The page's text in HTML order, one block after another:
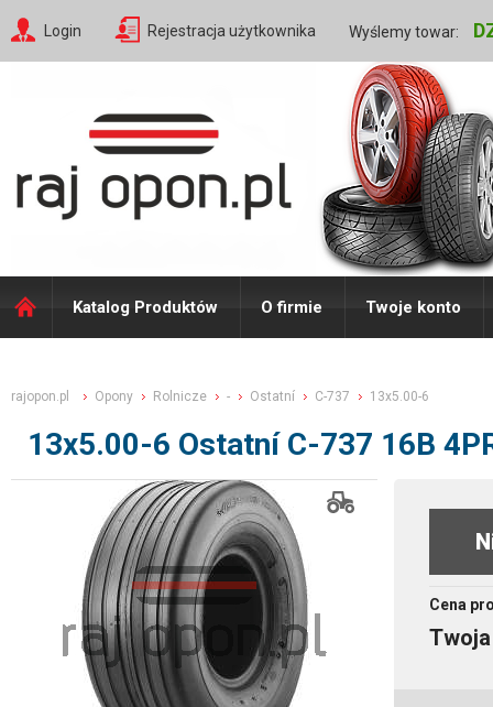
Login Rejestracja użytkownika Wyślemy towar:
Katalog Produktów O firmie Twoje konto
rajopon.pl Opony Rolnicze - Ostatní C-737 13x5.00-6
13x5.00-6 Ostatní C-737 16B
Cena